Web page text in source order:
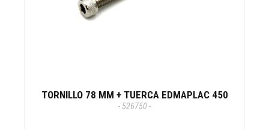
TORNILLO 78 MM + TUERCA EDMAPLAC 450
- 526750 -